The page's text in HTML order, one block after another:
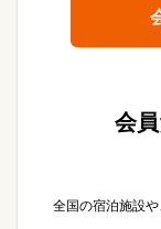
会
全国の宿泊施設